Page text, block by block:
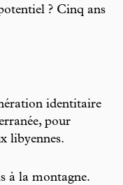
? Cinq ans
identitaire
pour
libyennes.
à la montagne.